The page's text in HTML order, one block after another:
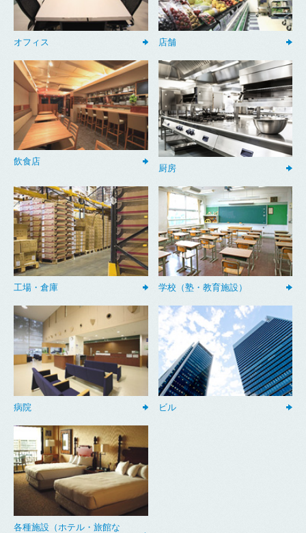
オフィス 店舗
飲食店
厨房
工場・倉庫 学校（塾・教育施設）
病院 ビル
各種施設（ホテル・旅館な